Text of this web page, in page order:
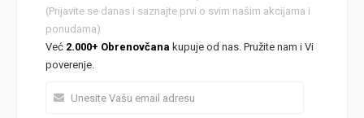
(Prijavite se danas i saznajte prvi o svim našim akcijama i
ponudama)
Već 2.000+ Obrenovčana kupuje od nas. Pružite nam i Vi
poverenje.